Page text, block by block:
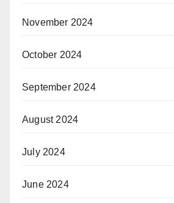
November 2024
October 2024
September 2024
August 2024
July 2024
June 2024